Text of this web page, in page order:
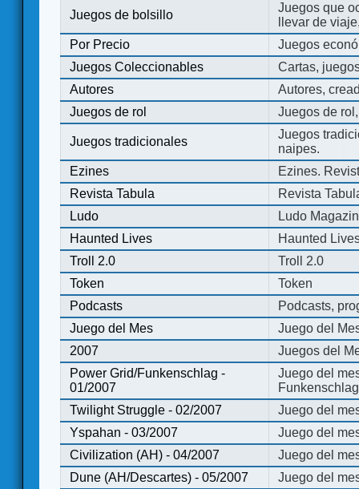
Juegos de bolsillo
Juegos que
llevar de
Por Precio
Juegos
Juegos Coleccionables
Cartas,
Autores
Autores,
Juegos de rol
Juegos de
Juegos tradicionales
Juegos
naipes.
Ezines
Ezines.
Revista Tabula
Revista
Ludo
Ludo
Haunted Lives
Haunted
Troll 2.0
Troll 2.0
Token
Token
Podcasts
Podcasts,
Juego del Mes
Juego del
2007
Juegos del
Power Grid/Funkenschlag -
01/2007
Juego del
Twilight Struggle - 02/2007
Juego del
Yspahan - 03/2007
Juego del
Civilization (AH) - 04/2007
Juego del
Dune (AH/Descartes) - 05/2007
Juego del